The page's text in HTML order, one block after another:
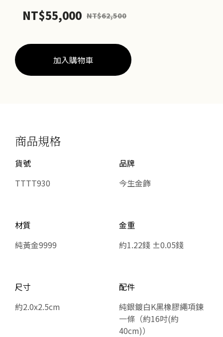
語
數
NT$55,000 NT$62,500
加入購物車
商品規格
貨號
TTTT930
品牌
今生金飾
材質
純黃金9999
金重
約1.22錢 ±0.05錢
尺寸
約2.0x2.5cm
配件
純銀鍍白K黑橡膠繩項鍊
一條（約16吋(約
40cm)）